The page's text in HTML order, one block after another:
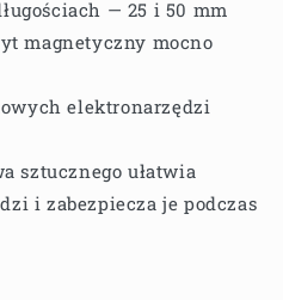
— 25 i 50 mm
magnetyczny mocno
elektronarzędzi
sztucznego ułatwia
i zabezpiecza je podczas